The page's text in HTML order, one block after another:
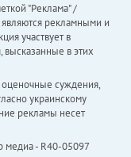
"Реклама" /
рекламными и
участвует в
высказанные в этих
оценочные суждения,
украинскому
рекламы несет
медиа - R40-05097